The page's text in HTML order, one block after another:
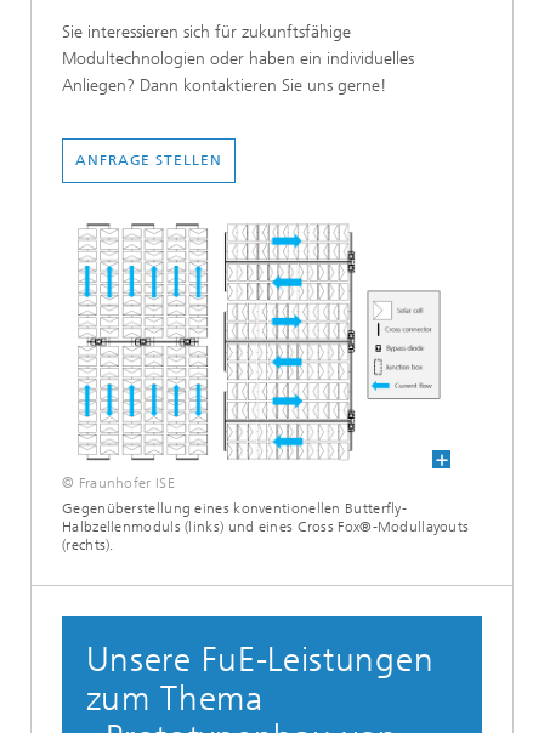
Sie interessieren sich für zukunftsfähige
Modultechnologien oder haben ein individuelles
Anliegen? Dann kontaktieren Sie uns gerne!
ANFRAGE STELLEN
© Fraunhofer ISE
Gegenüberstellung eines konventionellen Butterfly-
Halbzellenmoduls (links) und eines Cross Fox®-Modullayouts
(rechts).
Unsere FuE-Leistungen
zum Thema